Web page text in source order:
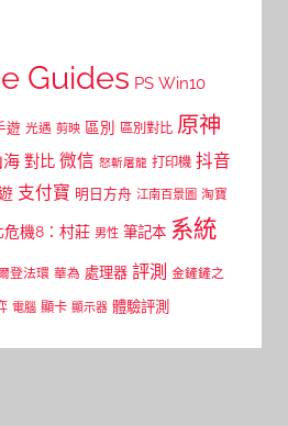
Guides PS Win10
遊 光遇 剪映 區別 區別對比 原神
海 對比 微信 怒斬屠龍 打印機 抖音
支付寶 明日方舟 江南百景圖 淘寶
危機8：村莊 男性 筆記本 系統
登法環 華為 處理器 評測 金鏟鏟之
電腦 顯卡 顯示器 體驗評測